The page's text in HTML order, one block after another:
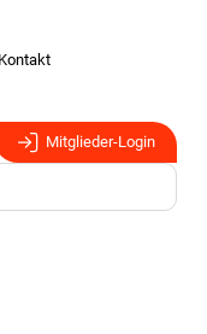
Kontakt
Mitglieder-Login